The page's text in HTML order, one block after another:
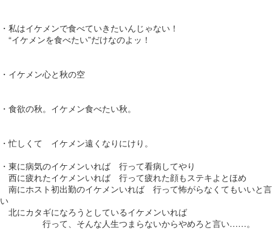
・私はイケメンで食べていきたいんじゃない！
“イケメンを食べたい”だけなのよッ！
・イケメン心と秋の空
・食欲の秋。イケメン食べたい秋。
・忙しくて イケメン遠くなりにけり。
・東に病気のイケメンいれば 行って看病してやり
西に疲れたイケメンいれば 行って疲れた顔もステキよとほめ
南にホスト初出勤のイケメンいれば 行って怖がらなくてもいいと言
い
北にカタギになろうとしているイケメンいれば
行って、そんな人生つまらないからやめろと言い……。